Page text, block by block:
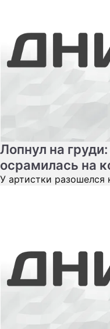
Лопнул на
осрамилась на
У артистки